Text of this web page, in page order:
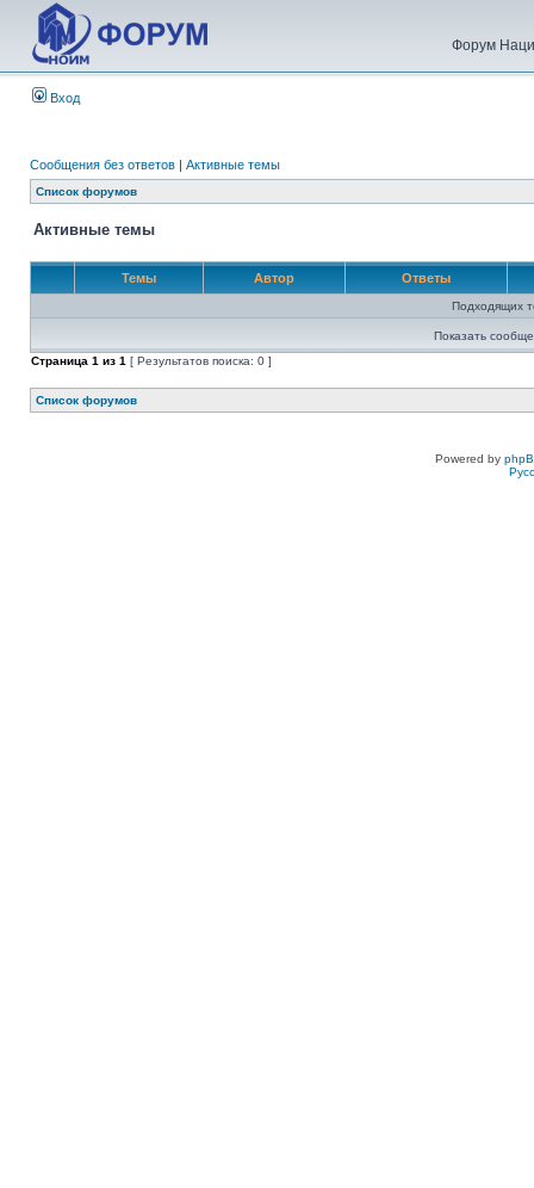
Форум
Вход
Сообщения без ответов | Активные темы
Список форумов
Активные темы
Темы Автор Ответы
Подходящих
Показать
Страница 1 из 1 [ Результатов поиска: 0 ]
Список форумов
Powered by